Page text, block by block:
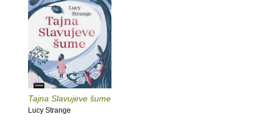
Tajna Slavujeve šume
Lucy Strange